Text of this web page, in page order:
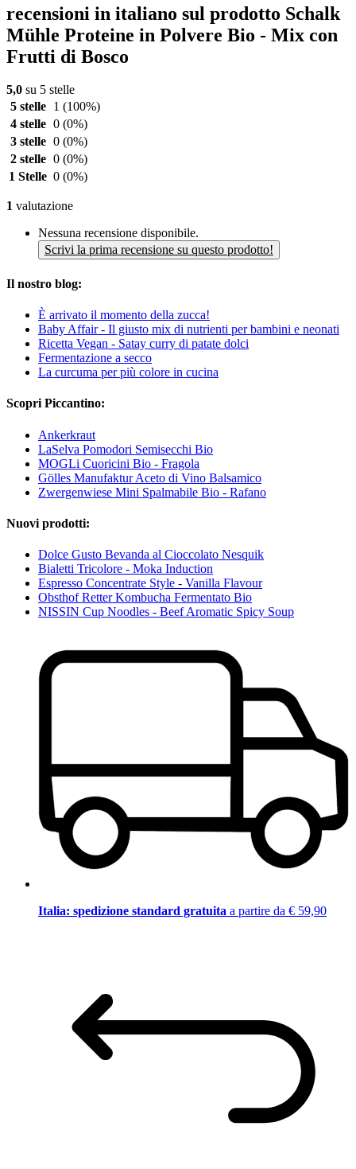
recensioni in italiano sul prodotto Schalk
Mühle Proteine in Polvere Bio - Mix con
Frutti di Bosco
5,0 su 5 stelle
5 stelle
1 (100%)
4 stelle 0 (0%)
3 stelle 0 (0%)
2 stelle 0 (0%)
1 Stelle 0 (0%)
1 valutazione
Nessuna recensione disponibile.
Scrivi la prima recensione su questo prodotto!
Il nostro blog:
È arrivato il momento della zucca!
Baby Affair - Il giusto mix di nutrienti per bambini e neonati
Ricetta Vegan - Satay curry di patate dolci
Fermentazione a secco
La curcuma per più colore in cucina
Scopri Piccantino:
Ankerkraut
LaSelva Pomodori Semisecchi Bio
MOGLi Cuoricini Bio - Fragola
Gölles Manufaktur Aceto di Vino Balsamico
Zwergenwiese Mini Spalmabile Bio - Rafano
Nuovi prodotti:
Dolce Gusto Bevanda al Cioccolato Nesquik
Bialetti Tricolore - Moka Induction
Espresso Concentrate Style - Vanilla Flavour
Obsthof Retter Kombucha Fermentato Bio
NISSIN Cup Noodles - Beef Aromatic Spicy Soup
Italia: spedizione standard gratuita a partire da € 59,90